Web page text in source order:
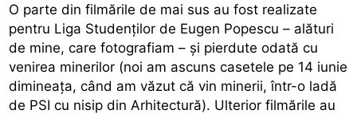
O parte din filmările de mai sus au fost realizate
pentru Liga Studenţilor de Eugen Popescu – alături
de mine, care fotografiam – şi pierdute odată cu
venirea minerilor (noi am ascuns casetele pe 14 iunie
dimineaţa, când am văzut că vin minerii, într-o ladă
de PSI cu nisip din Arhitectură). Ulterior filmările au